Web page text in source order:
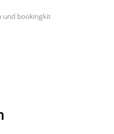
und bookingkit